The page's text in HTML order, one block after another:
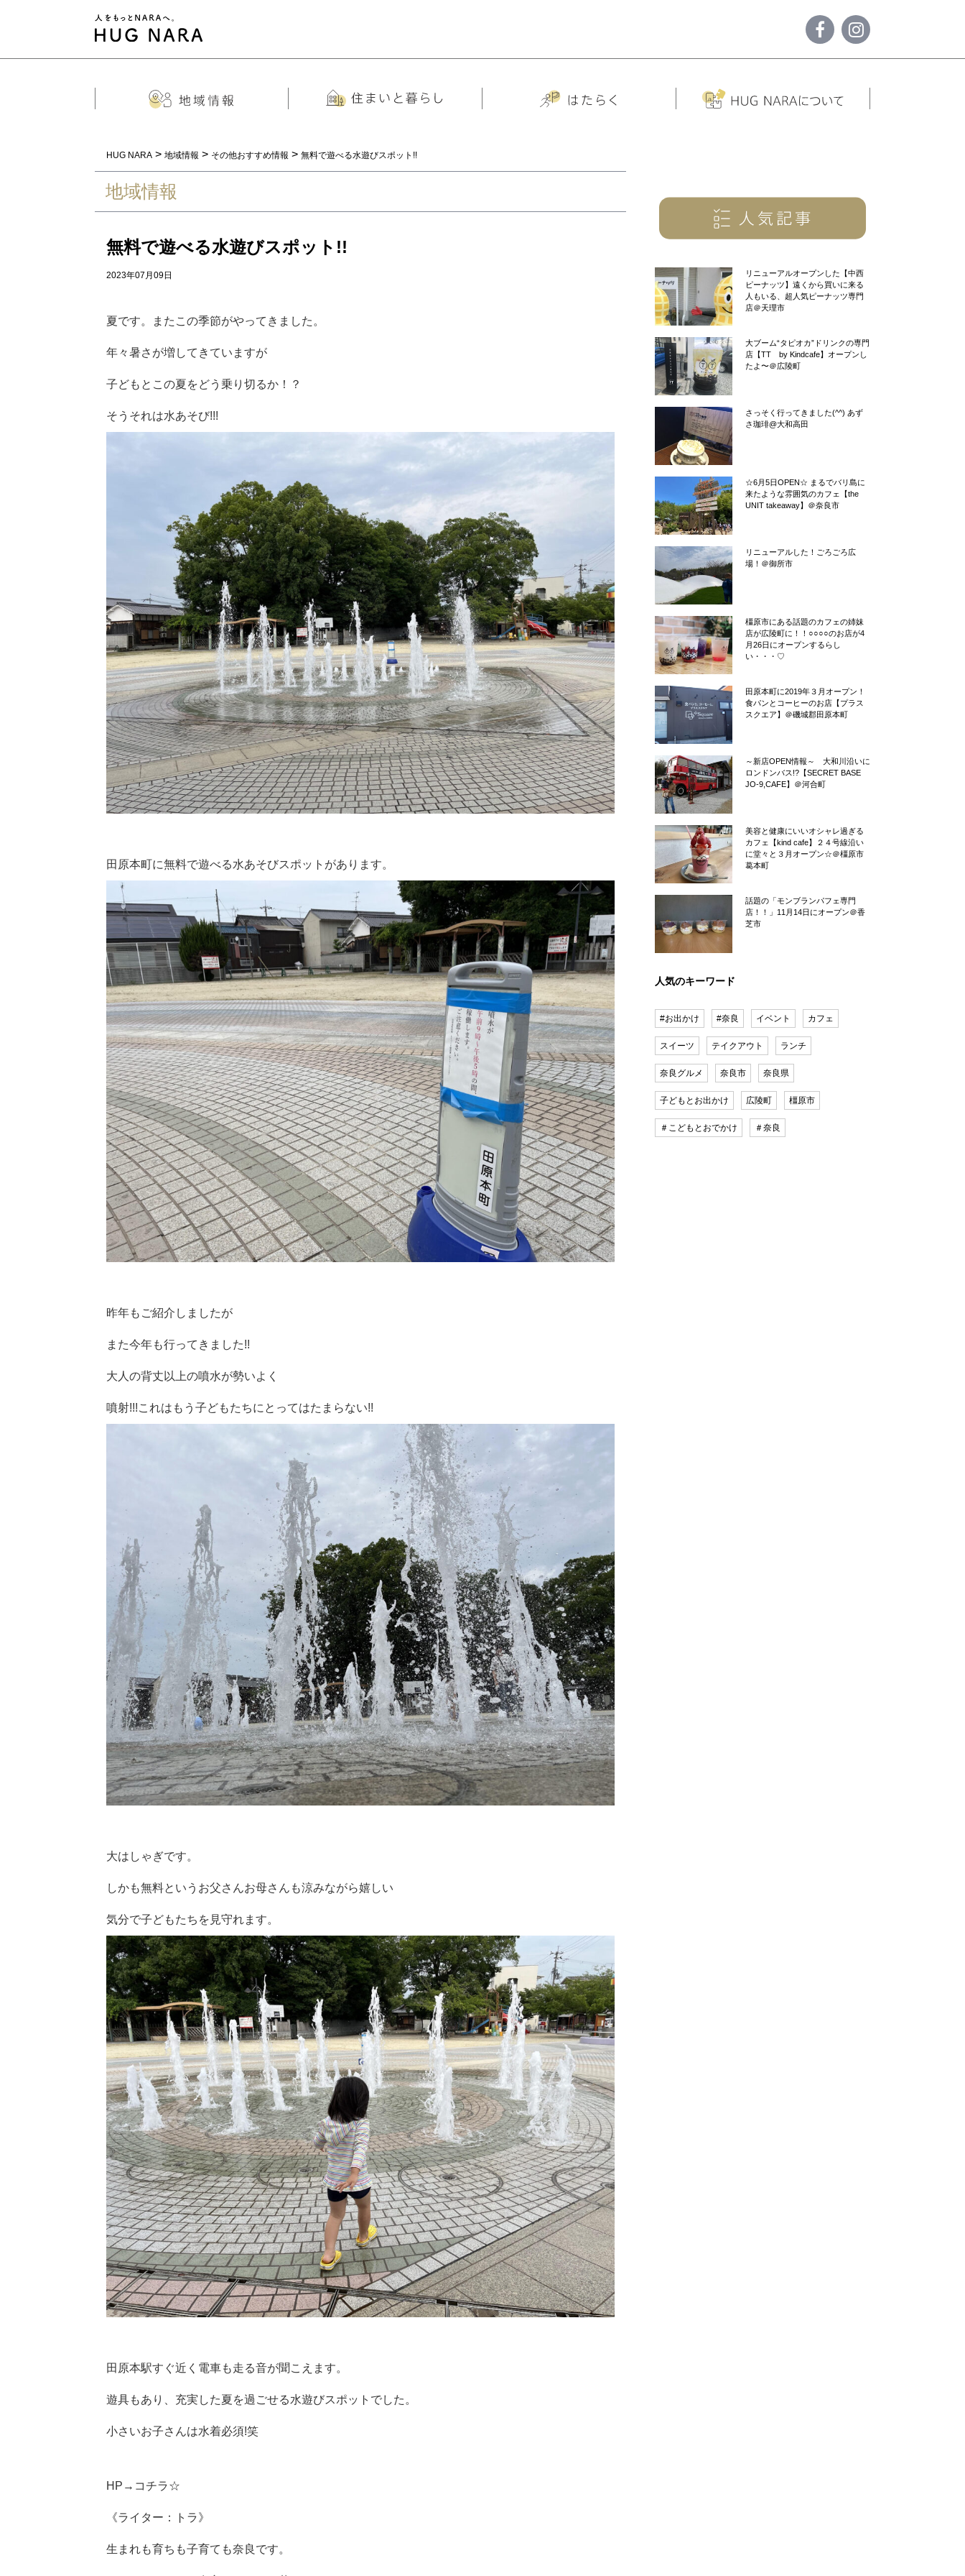
HUG NARA > 地域情報 > その他おすすめ情報 > 無料で遊べる水遊びスポット!!
地域情報
無料で遊べる水遊びスポット!!
2023年07月09日
夏です。またこの季節がやってきました。
年々暑さが増してきていますが
子どもとこの夏をどう乗り切るか！？
そうそれは水あそび!!!
田原本町に無料で遊べる水あそびスポットがあります。
昨年もご紹介しましたが
また今年も行ってきました!!
大人の背丈以上の噴水が勢いよく
噴射!!!これはもう子どもたちにとってはたまらない!!
大はしゃぎです。
しかも無料というお父さんお母さんも涼みながら嬉しい
気分で子どもたちを見守れます。
田原本駅すぐ近く電車も走る音が聞こえます。
遊具もあり、充実した夏を過ごせる水遊びスポットでした。
小さいお子さんは水着必須!笑
HP→ コチラ☆
《ライター：トラ》
生まれも育ちも子育ても奈良です。
リニューアルオープンした【中西
ピーナッツ】遠くから買いに来る
人もいる、超人気ピーナッツ専門
店＠天理市
大ブーム“タピオカ”ドリンクの専門
店【TT by Kindcafe】オープンし
たよ〜＠広陵町
さっそく行ってきました(^^) あず
さ珈琲@大和高田
☆6月5日OPEN☆ まるでバリ島に
来たような雰囲気のカフェ【the
UNIT takeaway】＠奈良市
リニューアルした！ごろごろ広
場！＠御所市
橿原市にある話題のカフェの姉妹
店が広陵町に！！○○○○のお店が4
月26日にオープンするらし
い・・・♡
田原本町に2019年３月オープン！
食パンとコーヒーのお店【プラス
スクエア】＠磯城郡田原本町
～新店OPEN情報～ 大和川沿いに
ロンドンバス!?【SECRET BASE
JO-9,CAFE】＠河合町
美容と健康にいいオシャレ過ぎる
カフェ【kind cafe】２４号線沿い
に堂々と３月オープン☆＠橿原市
葛本町
話題の「モンブランパフェ専門
店！！」11月14日にオープン＠香
芝市
人気のキーワード
#お出かけ #奈良 イベント カフェ
スイーツ テイクアウト ランチ
奈良グルメ 奈良市 奈良県
子どもとお出かけ 広陵町 橿原市
＃こどもとおでかけ ＃奈良